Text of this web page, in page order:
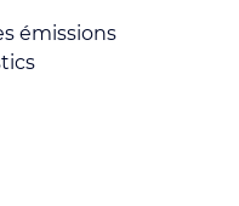
émissions